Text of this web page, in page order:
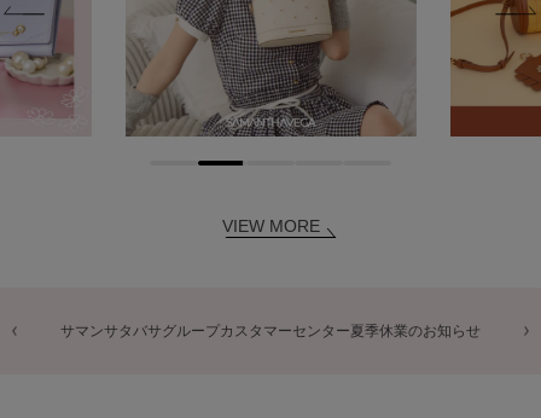
VIEW MORE
商品に関するお詫びとお知らせ